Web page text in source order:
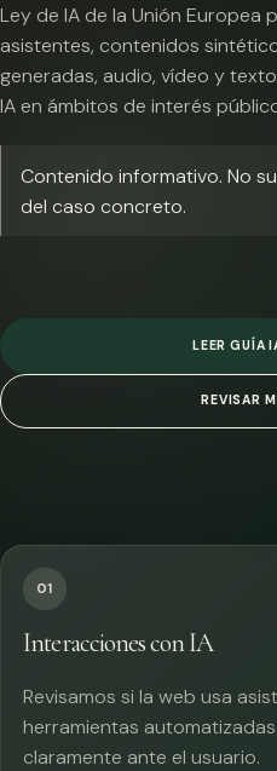
Ley de IA de la Unión
asistentes, contenidos
generadas, audio, vídeo y
IA en ámbitos de interés
Contenido informativo. No
del caso concreto.
LEER GUÍA
REVISAR
01
Interacciones con IA
Revisamos si la web usa
herramientas
claramente ante el usuario.